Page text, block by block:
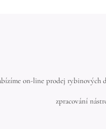
on-line prodej rybinových
zpracování